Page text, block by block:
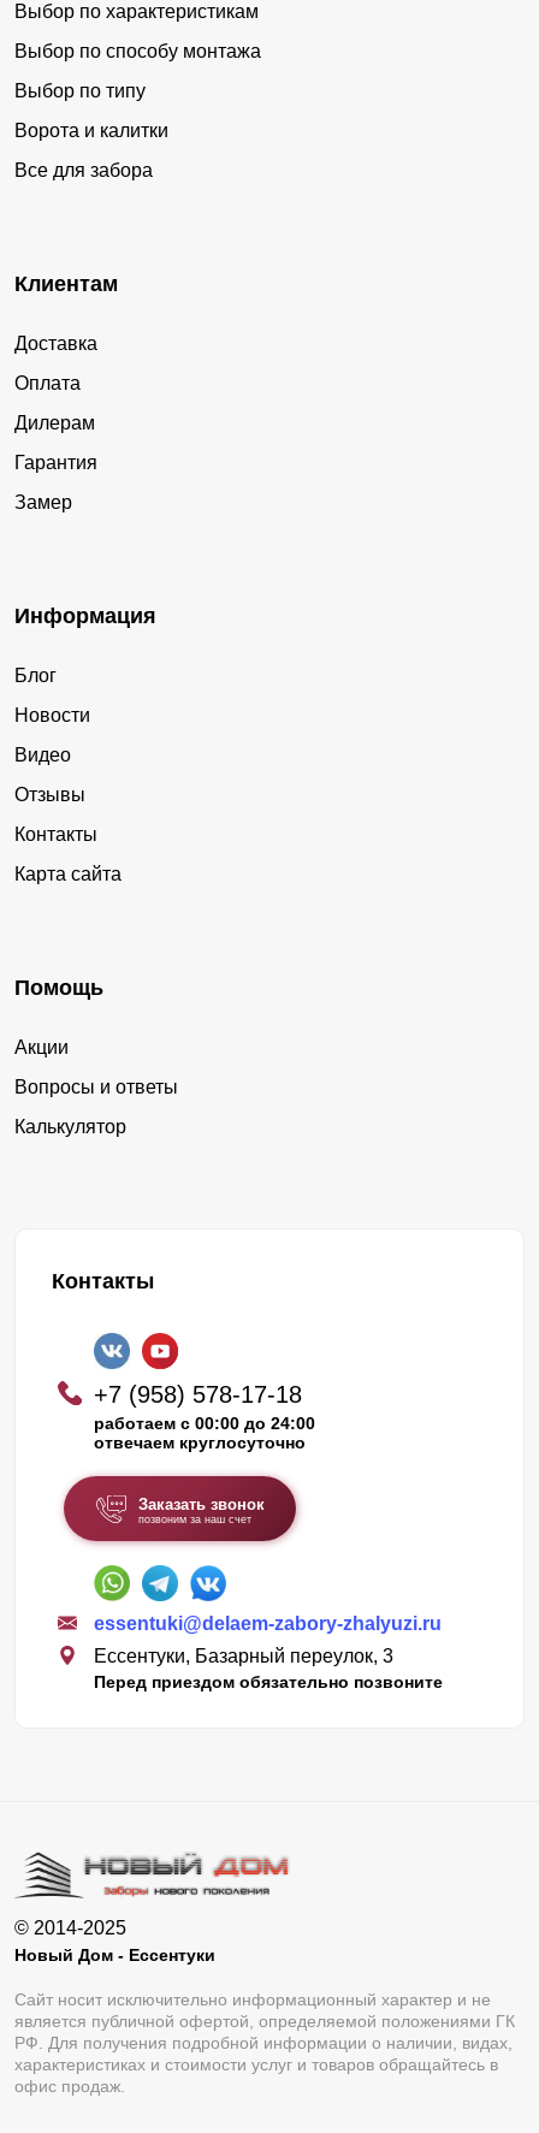
Выбор по характеристикам
Выбор по способу монтажа
Выбор по типу
Ворота и калитки
Все для забора
Клиентам
Доставка
Оплата
Дилерам
Гарантия
Замер
Информация
Блог
Новости
Видео
Отзывы
Контакты
Карта сайта
Помощь
Акции
Вопросы и ответы
Калькулятор
Контакты
+7 (958) 578-17-18
работаем с 00:00 до 24:00
отвечаем круглосуточно
Заказать звонок
позвоним за наш счет
essentuki@delaem-zabory-zhalyuzi.ru
Ессентуки, Базарный переулок, 3
Перед приездом обязательно позвоните
© 2014-2025
Новый Дом - Ессентуки
Сайт носит исключительно информационный характер и не
является публичной офертой, определяемой положениями ГК
РФ. Для получения подробной информации о наличии, видах,
характеристиках и стоимости услуг и товаров обращайтесь в
офис продаж.